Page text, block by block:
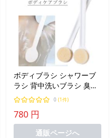
ボディブラシ シャワーブ
ラシ 背中洗いブラシ 臭わ
ない 35cm 背中 に届きや
すい 柔らかい素材で快適
マッサージ 入浴 お風呂 バ
ス用品 全身 体洗い
0 (1件)
780 円
通販ページへ